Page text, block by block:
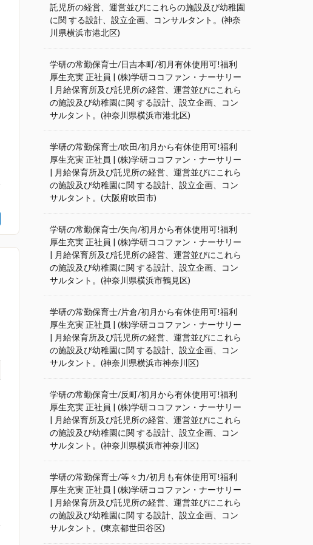
託児所の経営、運営並びにこれらの施設及び幼稚園
に関 する設計、設立企画、コンサルタント。(神奈
川県横浜市港北区)
学研の常勤保育士/日吉本町/初月有休使用可!福利
厚生充実 正社員 | (株)学研ココファン・ナーサリー
| 月給保育所及び託児所の経営、運営並びにこれら
の施設及び幼稚園に関 する設計、設立企画、コン
サルタント。(神奈川県横浜市港北区)
学研の常勤保育士/吹田/初月から有休使用可!福利
厚生充実 正社員 | (株)学研ココファン・ナーサリー
| 月給保育所及び託児所の経営、運営並びにこれら
の施設及び幼稚園に関 する設計、設立企画、コン
サルタント。(大阪府吹田市)
学研の常勤保育士/矢向/初月から有休使用可!福利
厚生充実 正社員 | (株)学研ココファン・ナーサリー
| 月給保育所及び託児所の経営、運営並びにこれら
の施設及び幼稚園に関 する設計、設立企画、コン
サルタント。(神奈川県横浜市鶴見区)
学研の常勤保育士/片倉/初月から有休使用可!福利
厚生充実 正社員 | (株)学研ココファン・ナーサリー
| 月給保育所及び託児所の経営、運営並びにこれら
の施設及び幼稚園に関 する設計、設立企画、コン
サルタント。(神奈川県横浜市神奈川区)
学研の常勤保育士/反町/初月から有休使用可!福利
厚生充実 正社員 | (株)学研ココファン・ナーサリー
| 月給保育所及び託児所の経営、運営並びにこれら
の施設及び幼稚園に関 する設計、設立企画、コン
サルタント。(神奈川県横浜市神奈川区)
学研の常勤保育士/等々力/初月も有休使用可!福利
厚生充実 正社員 | (株)学研ココファン・ナーサリー
| 月給保育所及び託児所の経営、運営並びにこれら
の施設及び幼稚園に関 する設計、設立企画、コン
サルタント。(東京都世田谷区)